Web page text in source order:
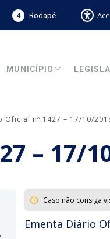
4 Rodapé
MUNICÍPIO
Oficial nº 1427 – 17/10/
– 17/
Caso não consiga
Ementa Diário